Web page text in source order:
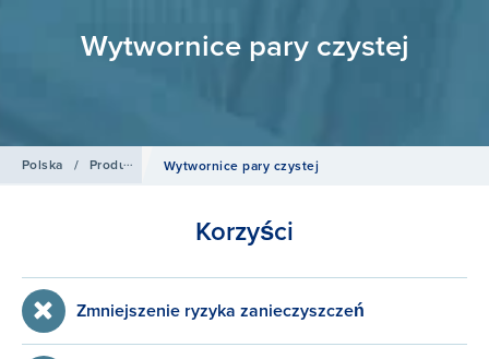
Wytwornice pary czystej
Polska / Produkty Rozwiązania do wymiany ciepła
Wytwornice pary czystej
Korzyści
Zmniejszenie ryzyka zanieczyszczeń